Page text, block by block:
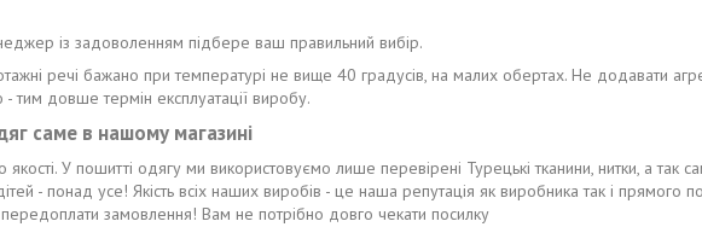
із задоволенням підбере ваш правильний вибір.
речі бажано при температурі не вище 40 градусів, на малих обертах. Не додавати
довше термін експлуатації виробу.
саме в нашому магазині
У пошитті одягу ми використовуємо лише перевірені Турецькі тканини, нитки, а так
- понад усе! Якість всіх наших виробів - це наша репутація як виробника так і прямого
замовлення! Вам не потрібно довго чекати посилку